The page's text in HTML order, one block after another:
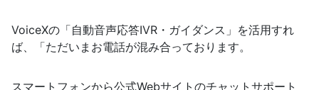
VoiceXの「自動音声応答IVR・ガイダンス」を活用すれ
ば、「ただいまお電話が混み合っております。
スマートフォンから公式Webサイトのチャットサポート